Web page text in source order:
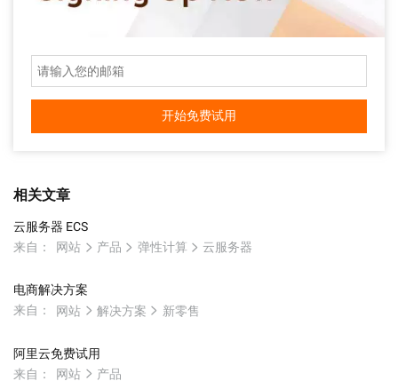
开始免费试用
相关文章
云服务器 ECS
来自：
网站 产品 弹性计算 云服务器
电商解决方案
来自：
网站 解决方案 新零售
阿里云免费试用
来自：
网站 产品